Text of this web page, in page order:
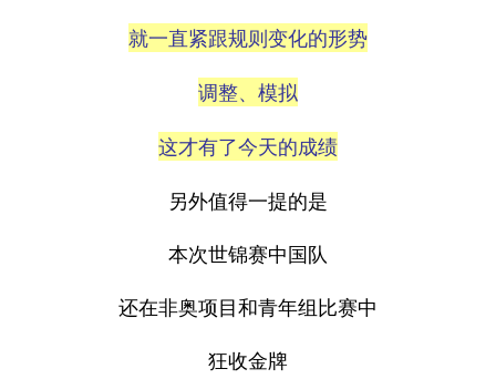
就一直紧跟规则变化的形势
调整、模拟
这才有了今天的成绩
另外值得一提的是
本次世锦赛中国队
还在非奥项目和青年组比赛中
狂收金牌